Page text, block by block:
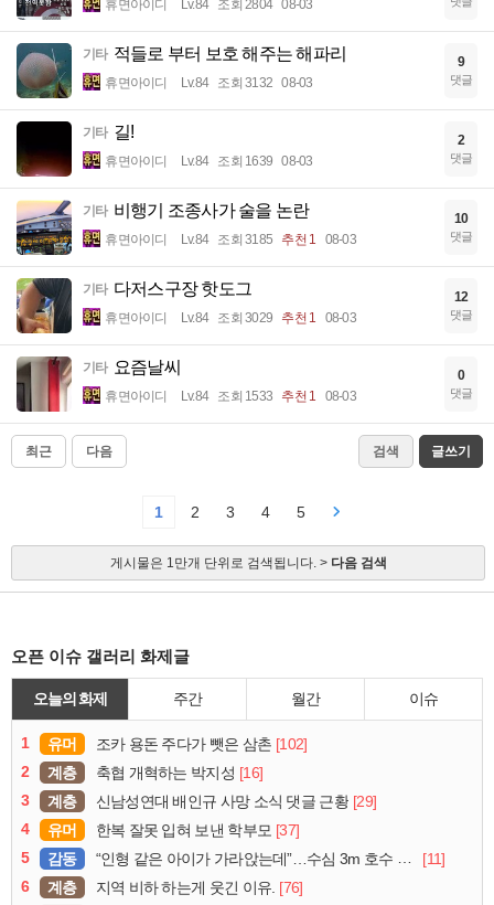
휴면아이디 Lv.84 조회 2804 08-03
기타 적들로 부터 보호 해주는 해파리
휴면아이디 Lv.84 조회 3132 08-03
9
댓글
기타 길!
휴면아이디 Lv.84 조회 1639 08-03
2
댓글
기타 비행기 조종사가 술을 논란
휴면아이디 Lv.84 조회 3185 추천 1 08-03
10
댓글
기타 다저스구장 핫도그
휴면아이디 Lv.84 조회 3029 추천 1 08-03
12
댓글
기타 요즘날씨
휴면아이디 Lv.84 조회 1533 추천 1 08-03
0
댓글
최근 다음 검색 글쓰기
1 2 3 4 5
게시물은 1만개 단위로 검색됩니다. > 다음 검색
오픈 이슈 갤러리 화제글
오늘의 화제 주간 월간 이슈
1 유머 조카 용돈 주다가 뺏은 삼촌 [102]
2
계층 축협 개혁하는 박지성 [16]
3
계층 신남성연대 배인규 사망 소식 댓글 근황 [29]
4
유머 한복 잘못 입혀 보낸 학부모 [37]
5
감동 “인형 같은 아이가 가라앉는데”…수심 3m 호수 뛰어든 60대 의인
[11]
6
계층 지역 비하 하는게 웃긴 이유. [76]